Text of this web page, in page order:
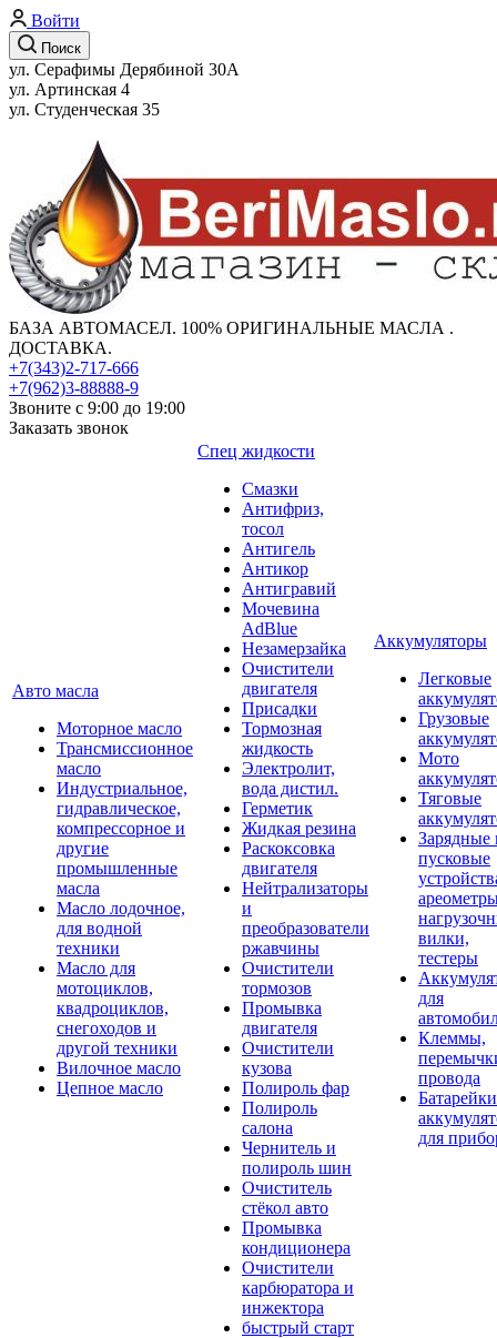
Войти
Поиск
ул. Серафимы Дерябиной 30А
ул. Артинская 4
ул. Студенческая 35
БАЗА АВТОМАСЕЛ. 100% ОРИГИНАЛЬНЫЕ МАСЛА .
ДОСТАВКА.
+7(343)2-717-666
+7(962)3-88888-9
Звоните с 9:00 до 19:00
Заказать звонок
Авто масла
Моторное масло
Трансмиссионное
масло
Индустриальное,
гидравлическое,
компрессорное и
другие
промышленные
масла
Масло лодочное,
для водной
техники
Масло для
мотоциклов,
квадроциклов,
снегоходов и
другой техники
Вилочное масло
Цепное масло
Спец жидкости
Смазки
Антифриз,
тосол
Антигель
Антикор
Антигравий
Мочевина
AdBlue
Незамерзайка
Очистители
двигателя
Присадки
Тормозная
жидкость
Электролит,
вода дистил.
Герметик
Жидкая резина
Раскоксовка
двигателя
Нейтрализаторы
и
преобразователи
ржавчины
Очистители
тормозов
Промывка
двигателя
Очистители
кузова
Полироль фар
Полироль
салона
Чернитель и
полироль шин
Очиститель
стёкол авто
Промывка
кондиционера
Очистители
карбюратора и
инжектора
быстрый старт
Аккумуляторы
Легковые
Грузовые
Мото
Тяговые
Зарядные
пусковые
вилки,
тестеры
для
Клеммы,
провода
для